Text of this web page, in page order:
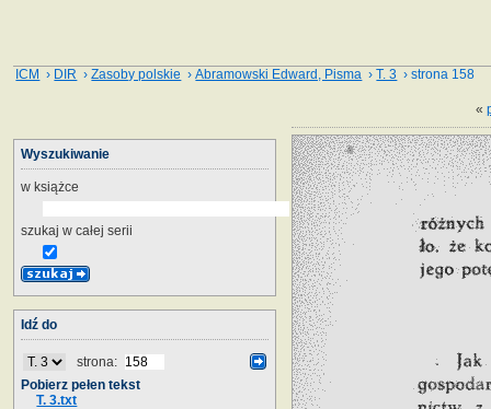
ICM › DIR ›Zasoby polskie ›Abramowski Edward, Pisma ›T. 3 › strona 158
«
Wyszukiwanie
w książce
szukaj w całej serii
Idź do
strona:
Pobierz pełen tekst
T. 3.txt